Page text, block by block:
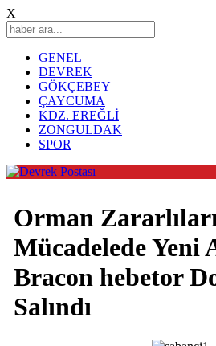
X
GENEL
DEVREK
GÖKÇEBEY
ÇAYCUMA
KDZ. EREĞLİ
ZONGULDAK
SPOR
Orman
Mücadelede Yeni
Bracon hebetor
Salındı